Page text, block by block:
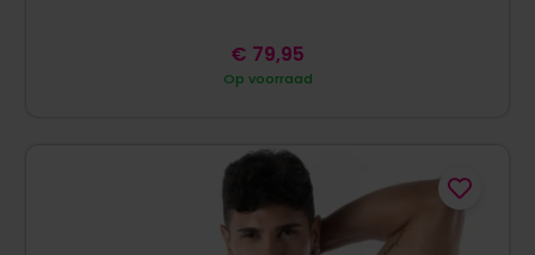
Op voorraad
€ 79,95